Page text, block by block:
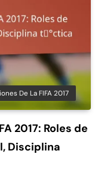
De La FIFA 2017
2017: Roles de
Disciplina